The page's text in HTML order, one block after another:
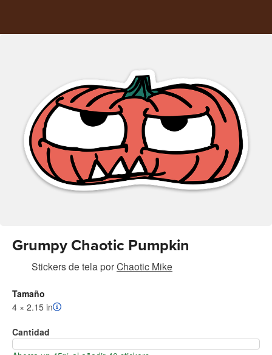
Grumpy Chaotic Pumpkin
Stickers de tela porChaotic Mike
Tamaño
4 × 2.15 in
Cantidad